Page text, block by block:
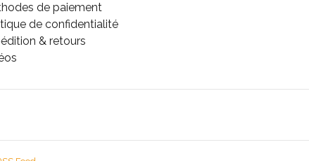
de paiement
de confidentialité
& retours